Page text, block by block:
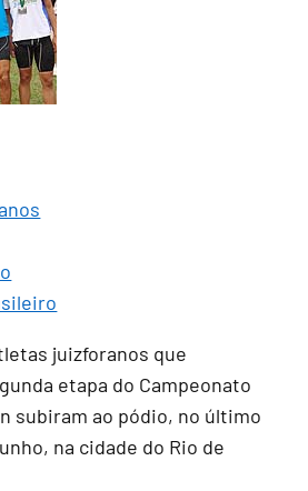
juizforanos que
etapa do Campeonato
subiram ao pódio, no último
na cidade do Rio de